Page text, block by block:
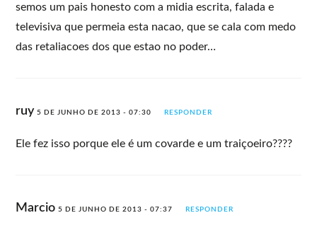
semos um pais honesto com a midia escrita, falada e
televisiva que permeia esta nacao, que se cala com medo
das retaliacoes dos que estao no poder…
ruy 5 DE JUNHO DE 2013 - 07:30 RESPONDER
Ele fez isso porque ele é um covarde e um traiçoeiro????
Marcio 5 DE JUNHO DE 2013 - 07:37 RESPONDER